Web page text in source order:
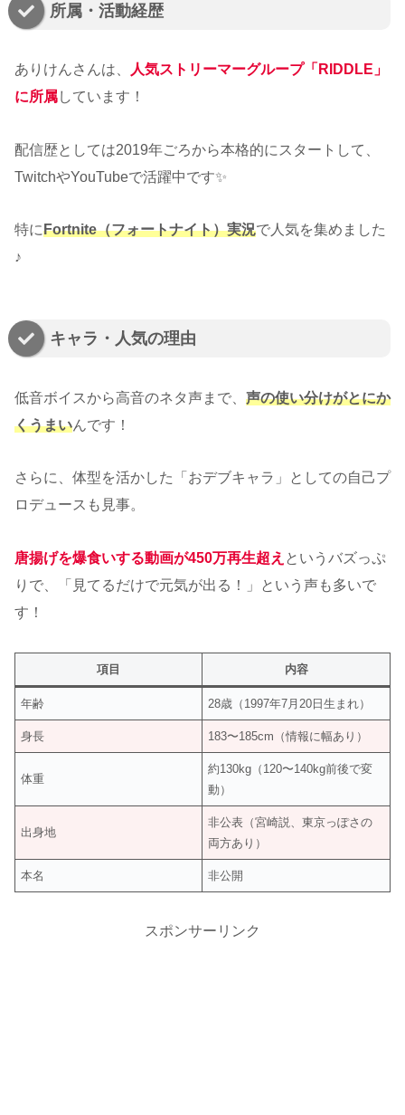
所属・活動経歴
ありけんさんは、 人気ストリーマーグループ「 RIDDLE 」
に所属しています！
配信歴としては2019年ごろから本格的にスタートして、
TwitchやYouTubeで活躍中です✨
特にFortnite（フォートナイト）実況で人気を集めました
♪
キャラ・人気の理由
低音ボイスから高音のネタ声まで、 声の使い分けがとにか
くうまいんです！
さらに、体型を活かした「おデブキャラ」としての自己プ
ロデュースも見事。
唐揚げを爆食いする動画が450万再生超え というバズっぷ
りで、「見てるだけで元気が出る！」という声も多いで
す！
項目 内容
年齢 28歳（1997年7月20日生まれ）
身長 183〜185cm（情報に幅あり）
体重
約130kg（120〜140kg前後で変
動）
出身地
非公表（宮崎説、東京っぽさの
両方あり）
本名 非公開
スポンサーリンク